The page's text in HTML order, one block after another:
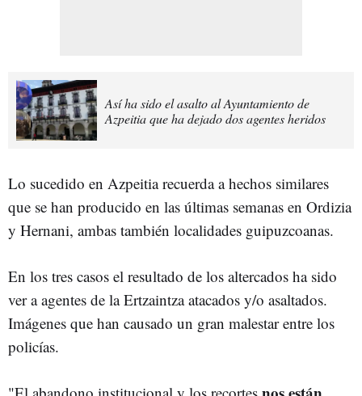
Así ha sido el asalto al Ayuntamiento de
Azpeitia que ha dejado dos agentes heridos
Lo sucedido en Azpeitia recuerda a hechos similares
que se han producido en las últimas semanas en Ordizia
y Hernani, ambas también localidades guipuzcoanas.
En los tres casos el resultado de los altercados ha sido
ver a agentes de la Ertzaintza atacados y/o asaltados.
Imágenes que han causado un gran malestar entre los
policías.